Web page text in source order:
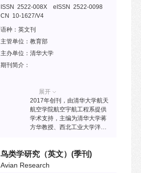
涵盖基础科学研究和临床实践
领域。期刊于2017年创刊，为
DOAJ、Embase、EBSCO、
J-Gate、Europub、
PubScholar、SciOpen、ICI
World of Journals、Google
和0.77，显示出期刊影响因子
的快速增长趋势。预计其在
Web of Science的影响因子将
达5.157，H指数为9.77。
AUDT 重点关注超声成像及其
临床应用。期刊为放射科医
师、影像研究人员、技术专家
ISSN 2522-008X eISSN 2522-0098
CN 10-1627/V4
语种： 英文刊
主管单位： 教育部
主办单位： 清华大学
期刊简介：
展开
2017年创刊，由清华大学航天
航空学院航空宇航工程系提供
学术支持，主编为清华大学蒋
方华教授、西北工业大学泮斌
力学领域的创新性研究成果，
推进航天动力学基础研究，推
鸟类学研究（英文） (季刊)
Avian Research